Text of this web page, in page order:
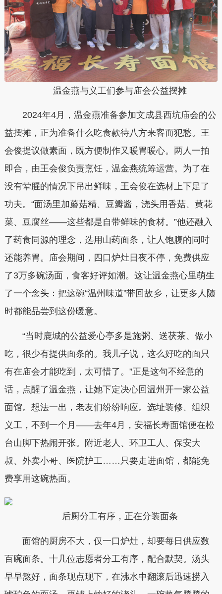
温金燕与义工们参与庙会公益摆摊
2024年4月，温金燕准备参加文成县西坑庙会的公
益摆摊，正为准备什么吃食款待八方来客而犯愁。王
会俊提议做素面，既方便制作又暖胃暖心。两人一拍
即合，由王会俊负责烹饪，温金燕统筹运营。为了在
没有荤腥的情况下吊出鲜味，王会俊在选材上下足了
功夫。“面汤里加蘑菇精、豆瓣酱，浇头用香菇、黄花
菜、豆腐丝——这些都是自带鲜味的食材。”他还融入
了药食同源的理念，选用山药面条，让人饱腹的同时
还能养胃。庙会期间，四口炉灶日夜不停，免费供应
了3万多碗汤面，食客好评如潮。这让温金燕心里萌生
了一个念头：把这碗“温州味道”带回故乡，让更多人随
时都能品尝到这份暖意。
“当时鹿城的公益爱心亭多是施粥、送茯茶、做小
吃，很少有提供面条的。我儿子说，这么好吃的面只
有在庙会才能吃到，太可惜了。”正是这句不经意的
话，点醒了温金燕，让她下定决心回温州开一家公益
面馆。想法一出，老友们纷纷响应。选址装修、组织
义工，不到一个月——去年4月，安福长寿面馆便在松
台山脚下热闹开张。附近老人、环卫工人、保安大
叔、外卖小哥、医院护工……只要走进面馆，都能免
费享用这碗热面。
后厨分工有序，正在分装面条
面馆的厨房不大，仅一口炉灶，却要每日供应数
百碗面条。十几位志愿者分工有序，配合默契。汤头
早早熬好，面条现点现下，在沸水中翻滚后迅速捞入